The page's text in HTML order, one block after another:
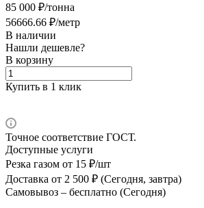
85 000 ₽/тонна
56666.66 ₽/метр
В наличии
Нашли дешевле?
В корзину
Купить в 1 клик
Точное соответствие ГОСТ.
Доступные услуги
Резка газом от 15 ₽/шт
Доставка от 2 500 ₽ (Сегодня, завтра)
Самовывоз – бесплатно (Сегодня)